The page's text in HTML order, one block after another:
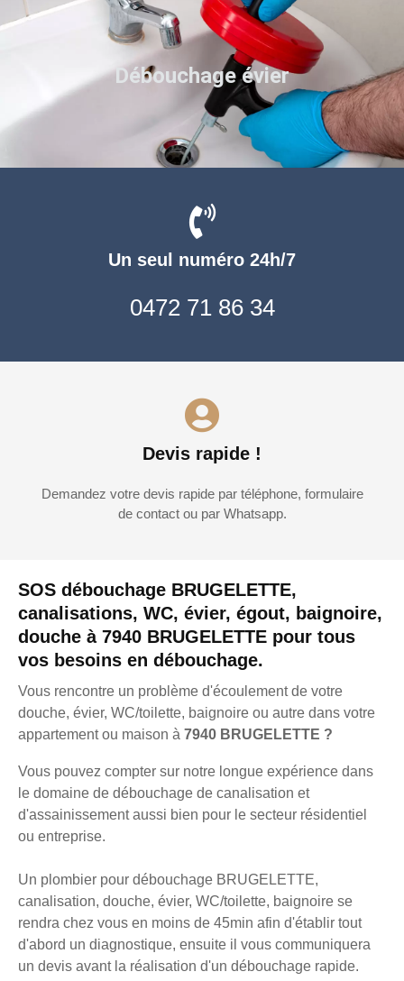
SOS débouchage BRUGELETTE,
canalisations, WC, évier, égout, baignoire,
douche à 7940 BRUGELETTE pour tous
vos besoins en débouchage.
Vous rencontre un problème d'écoulement de votre
douche, évier, WC/toilette, baignoire ou autre dans votre
appartement ou maison à 7940 BRUGELETTE ?
Vous pouvez compter sur notre longue expérience dans
le domaine de débouchage de canalisation et
d'assainissement aussi bien pour le secteur résidentiel
ou entreprise.
Un plombier pour débouchage BRUGELETTE,
canalisation, douche, évier, WC/toilette, baignoire se
rendra chez vous en moins de 45min afin d'établir tout
d'abord un diagnostique, ensuite il vous communiquera
un devis avant la réalisation d'un débouchage rapide.
Un seul numéro 24h/7
0472 71 86 34
Devis rapide !
Demandez votre devis rapide par téléphone, formulaire
de contact ou par Whatsapp.
Débouchage évier